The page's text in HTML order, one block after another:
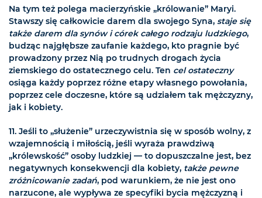
Na tym też polega macierzyńskie „królowanie” Maryi.
Stawszy się całkowicie darem dla swojego Syna, staje się
także darem dla synów i córek całego rodzaju ludzkiego,
budząc najgłębsze zaufanie każdego, kto pragnie być
prowadzony przez Nią po trudnych drogach życia
ziemskiego do ostatecznego celu. Ten cel ostateczny
osiąga każdy poprzez różne etapy własnego powołania,
poprzez cele doczesne, które są udziałem tak mężczyzny,
jak i kobiety.
11. Jeśli to „służenie” urzeczywistnia się w sposób wolny, z
wzajemnością i miłością, jeśli wyraża prawdziwą
„królewskość” osoby ludzkiej — to dopuszczalne jest, bez
negatywnych konsekwencji dla kobiety, także pewne
zróżnicowanie zadań, pod warunkiem, że nie jest ono
narzucone, ale wypływa ze specyfiki bycia mężczyzną i